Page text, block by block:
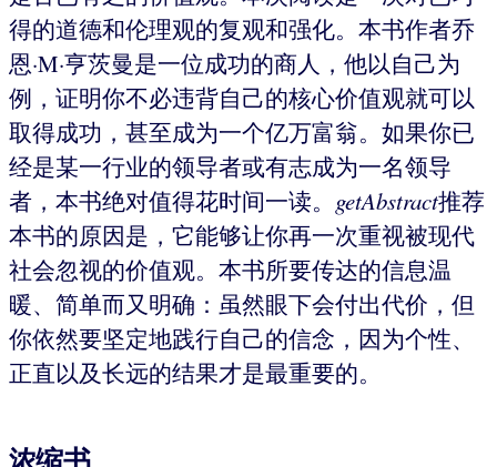
得的道德和伦理观的复观和强化。本书作者乔
恩·M·亨茨曼是一位成功的商人，他以自己为
例，证明你不必违背自己的核心价值观就可以
取得成功，甚至成为一个亿万富翁。如果你已
经是某一行业的领导者或有志成为一名领导
者，本书绝对值得花时间一读。 getAbstract推荐
本书的原因是，它能够让你再一次重视被现代
社会忽视的价值观。本书所要传达的信息温
暖、简单而又明确：虽然眼下会付出代价，但
你依然要坚定地践行自己的信念，因为个性、
正直以及长远的结果才是最重要的。
浓缩书